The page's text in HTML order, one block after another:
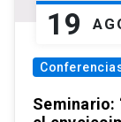
19
Seminario: